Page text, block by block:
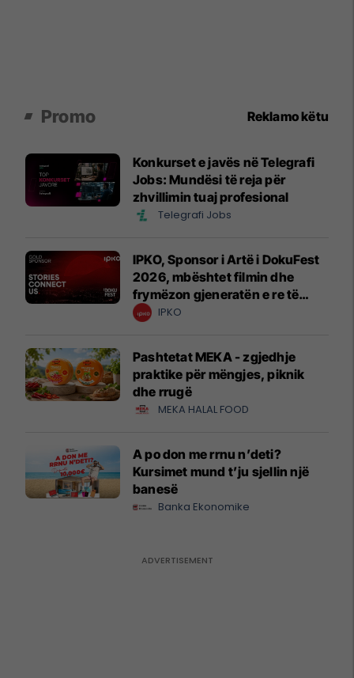
Promo Reklamo këtu
Konkurset e javës në Telegrafi
Jobs: Mundësi të reja për
zhvillimin tuaj profesional
Telegrafi Jobs
IPKO, Sponsor i Artë i DokuFest
2026, mbështet filmin dhe
frymëzon gjeneratën e re të
krijuesve
IPKO
Pashtetat MEKA - zgjedhje
praktike për mëngjes, piknik
dhe rrugë
MEKA HALAL FOOD
A po don me rrnu n’deti?
Kursimet mund t’ju sjellin një
banesë
Banka Ekonomike